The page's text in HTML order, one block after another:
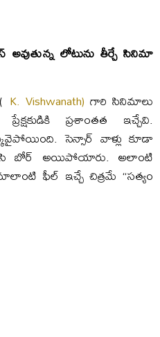
లోటును తీర్చే సినిమా
K. Vishwanath) గారి సినిమాలు
ప్రశాంతత ఇచ్చేవి.
సెన్సార్ వాళ్లు కూడా
బోర్ అయిపోయారు. అలాంటి
ఫీల్ ఇచ్చే చిత్రమే “సత్యం